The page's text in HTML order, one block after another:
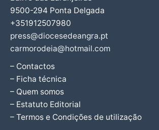
9500-294 Ponta Delgada
+351912507980
press@diocesedeangra.pt
carmorodeia@hotmail.com
– Contactos
– Ficha técnica
– Quem somos
– Estatuto Editorial
– Termos e Condições de utilização